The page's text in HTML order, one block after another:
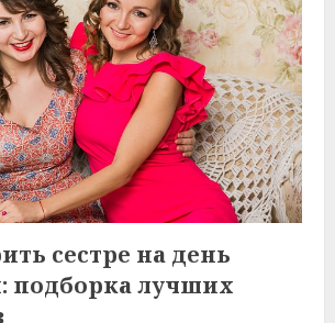
сестре на день
подборка лучших